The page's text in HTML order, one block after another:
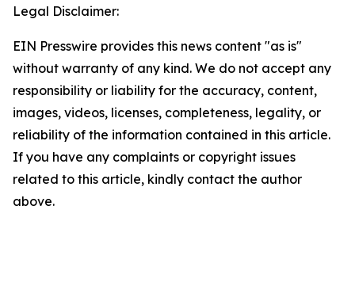
Legal Disclaimer:
EIN Presswire provides this news content "as is"
without warranty of any kind. We do not accept any
responsibility or liability for the accuracy, content,
images, videos, licenses, completeness, legality, or
reliability of the information contained in this article.
If you have any complaints or copyright issues
related to this article, kindly contact the author
above.